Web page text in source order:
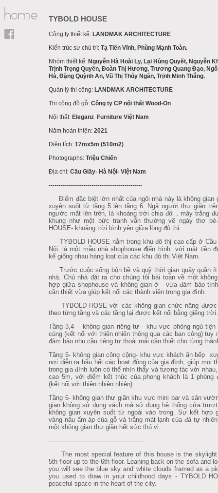
TYBOLD HOUSE
Công ty thiết kế: LANDMAK ARCHITECTURE
Kiến trúc sư chủ trì: Tạ Tiến Vĩnh, Phùng Mạnh Toàn.
Nhóm thiết kế: Nguyễn Hà Hoài Ly, Lại Hùng Quyết, Nguyễn
Trịnh Trọng Quyền, Đoàn Thị Hương, Trương Quang Đạo,
Hà, Đặng Quỳnh An, Vũ Thị Thúy Ngân, Trịnh Minh Thắng.
Quản lý thi công: LANDMAK ARCHITECTURE
Thi công đồ gỗ: Công ty CP nội thất Wood-On
Nội thất: Eleganz Furniture Việt Nam
Năm hoàn thiện: 2021
Diện tích: 17mx5m (510m2)
Photographs: Triệu Chiến
Địa chỉ: Cầu Giấy- Hà Nội- Việt Nam
------------------------------------------------
Điểm đặc biệt lớn nhất của ngôi nhà này là không gian
xuyên suốt từ tầng 5 lên tầng 6. Ngả người thư giãn
ngước mắt lên trên, là khoảng trời chia đôi , mây trắng
khung như một bức tranh vẫn thường vẽ ngày thơ bé-
HOUSE- khoảng trời bình yên giữa lòng đô thị.
TYBOLD HOUSE nằm trong khu đô thị cao cấp ở Cầu
Nội. là một mẫu nhà shophouse điển hình với mặt tiền
kế giống nhau hàng loạt của các khu đô thị Việt Nam.
Trước cuộc sống bộn bề và quỹ thời gian quây quần ít
nhà. Chủ nhà đặt ra cho chúng tôi bài toán về một
hợp giữa shophouse và không gian ở - vừa đảm bảo
cần thiết vừa giúp kết nối các thành viên trong gia đình.
TYBOLD HOSE với các không gian chức năng
theo từng tầng.và các tầng lại được kết nối bằng giếng trời.
Tầng 3,4 – không gian riêng tư- khu vực phòng ngủ tiện
cúng (kết nối với thiên nhiên thông qua các ban công) tuy
đảm bảo nhu cầu riêng tư thoải mái cần thiết cho từng
Tầng 5- không gian công cộng- khu vực khách ăn bếp
nơi diễn ra hầu hết các hoạt động của gia đình, giúp mọi
trong gia đình luôn có thể nhìn thấy và tương tác với
cao 5m, với điểm kết thúc của phong khách là 1 phòng
(kết nối với thiên nhiên nhiên).
Tầng 6- không gian thư giãn khu vực mini bar và sân
gian không sử dụng vách mà sử dụng hệ thống cửa
không gian xuyên suốt từ ngoài vào trong. Sự kết hợp
vàng nâu ấm áp của gỗ và trắng mát lạnh của đá tự
một không gian thư giãn hết sức thú vị.
-------------------------------------------------
The most special feature of this house is the skylight
5th floor up to the 6th floor. Leaning back on the sofa and
you will see the blue sky and white clouds framed as a
you used to draw in your childhood days - TYBOLD
peaceful space in the heart of the city.